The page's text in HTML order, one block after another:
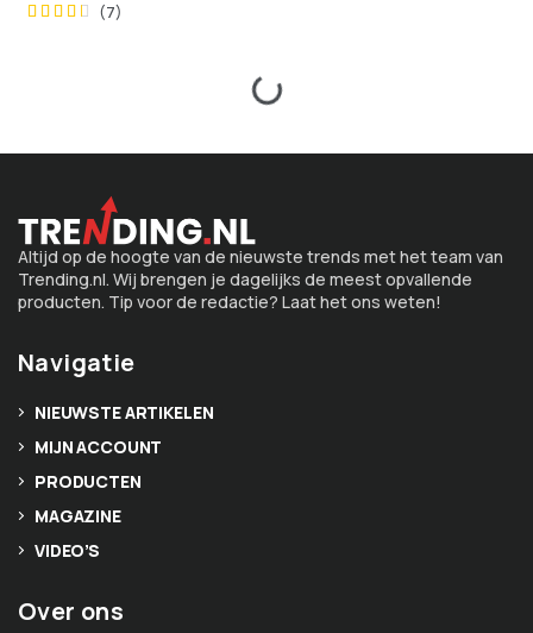
(7)
Altijd op de hoogte van de nieuwste trends met het team van
Trending.nl. Wij brengen je dagelijks de meest opvallende
producten. Tip voor de redactie? Laat het ons weten!
Navigatie
NIEUWSTE ARTIKELEN
MIJN ACCOUNT
PRODUCTEN
MAGAZINE
VIDEO’S
Over ons